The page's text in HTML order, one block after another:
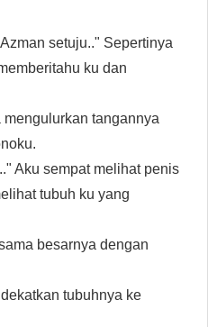
setuju.." Sepertinya
ku dan
tangannya
Aku sempat melihat penis
tubuh ku yang
besarnya dengan
tubuhnya ke